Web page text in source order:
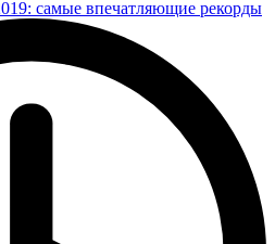
самые впечатляющие рекорды